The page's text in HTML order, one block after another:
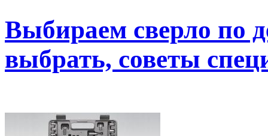
Выбираем сверло по
выбрать, советы